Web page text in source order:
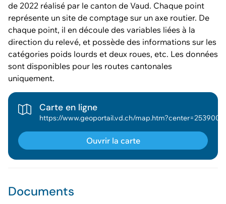
de 2022 réalisé par le canton de Vaud. Chaque point
représente un site de comptage sur un axe routier. De
chaque point, il en découle des variables liées à la
direction du relevé, et possède des informations sur les
catégories poids lourds et deux roues, etc. Les données
sont disponibles pour les routes cantonales
uniquement.
Documents
Carte en ligne
Ouvrir la carte